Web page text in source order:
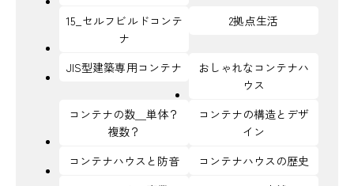
15_セルフビルドコンテ
ナ
2拠点生活
JIS型建築専用コンテナ
おしゃれなコンテナハ
ウス
コンテナの数＿単体？
複数？
コンテナの構造とデザ
イン
コンテナハウスと防音
コンテナハウスの歴史